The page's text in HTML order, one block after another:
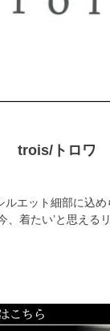
trois/トロワ
エット細部に込め
、着たい’と思える